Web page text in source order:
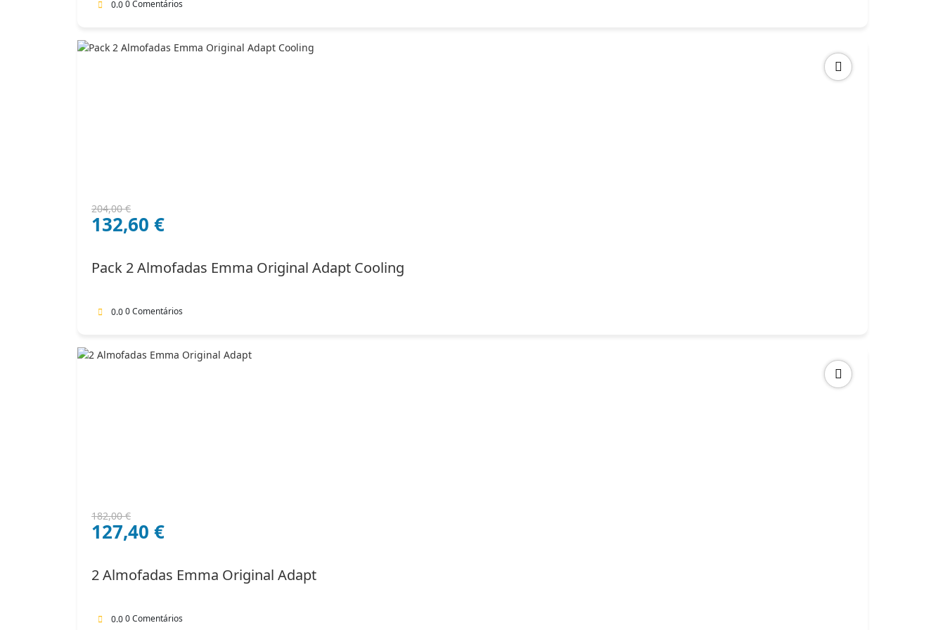
0.00 Comentários
204,00€
O
preço
204,00 €.
132,60 €
O
preço
132,60 €.
Pack 2 Almofadas Emma Original Adapt Cooling
0.00 Comentários
182,00€
O
preço
182,00 €.
127,40 €
O
preço
127,40 €.
2 Almofadas Emma Original Adapt
0.00 Comentários